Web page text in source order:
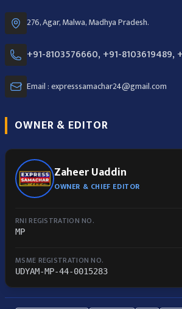
276, Agar, Malwa, Madhya Pradesh.
+91-8103576660, +91-8103619489,
Email : expresssamachar24@gmail.com
OWNER & EDITOR
Zaheer Uaddin
OWNER & CHIEF EDITOR
RNI REGISTRATION NO.
MP
MSME REGISTRATION NO.
UDYAM-MP-44-0015283